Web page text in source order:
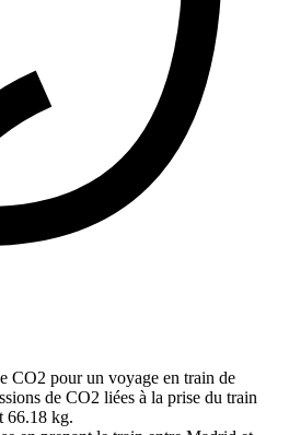
CO2 pour un voyage en train de
de CO2 liées à la prise du train
66.18 kg.